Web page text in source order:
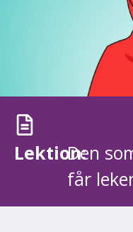
Lektion:
Den
får